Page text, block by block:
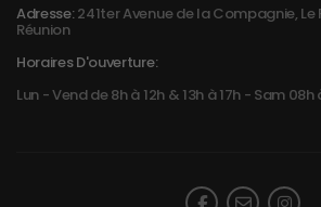
Adresse:241ter Avenue de la Compagnie, Le
Réunion
Horaires D'ouverture:
Lun - Vend de 8h à 12h & 13h à 17h - Sam 08h